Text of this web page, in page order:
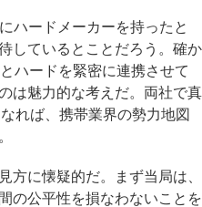
ハードメーカーを持ったと
しているとことだろう。確か
ハードを緊密に連携させて
は魅力的な考えだ。両社で真
れば、携帯業界の勢力地図
に懐疑的だ。まず当局は、
の公平性を損なわないことを